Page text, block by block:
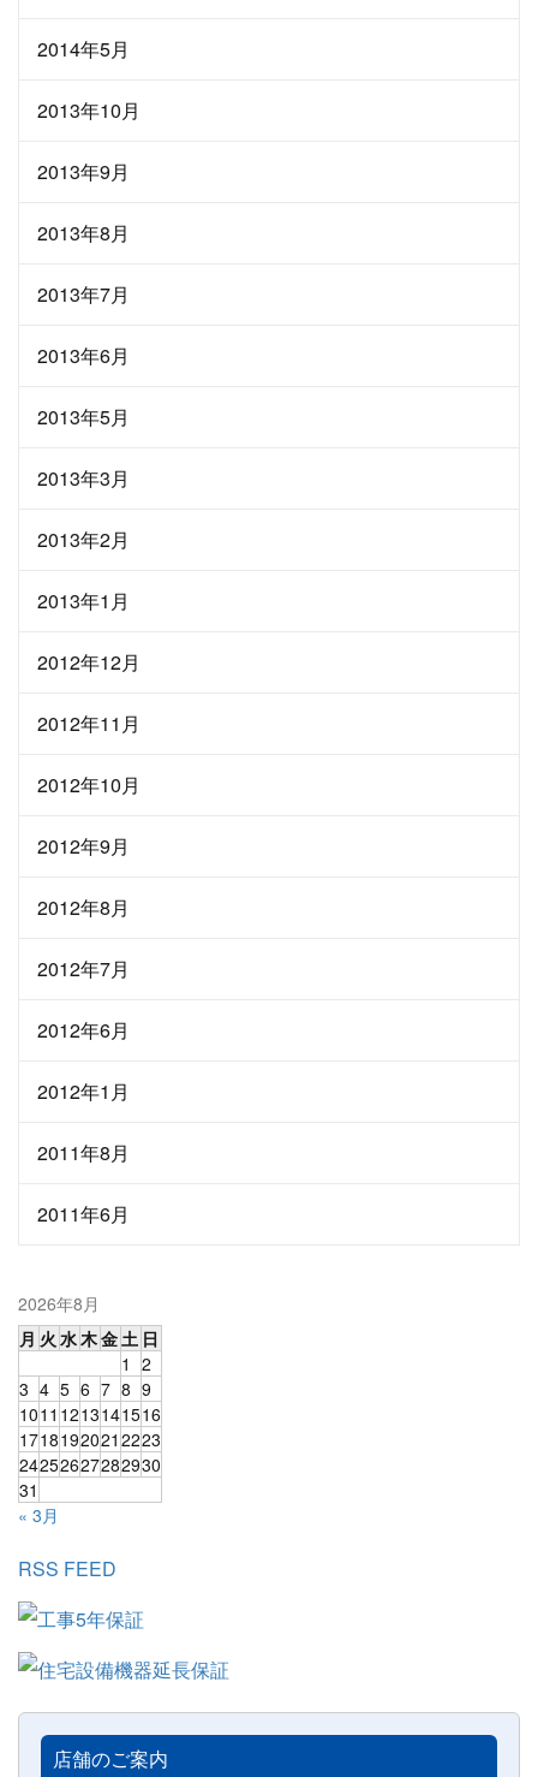
2014年5月
2013年10月
2013年9月
2013年8月
2013年7月
2013年6月
2013年5月
2013年3月
2013年2月
2013年1月
2012年12月
2012年11月
2012年10月
2012年9月
2012年8月
2012年7月
2012年6月
2012年1月
2011年8月
2011年6月
2026年8月
月 火 水木金土 日
1 2
3 4 5 6 7 8 9
1011 1213141516
1718192021 2223
24252627282930
31
« 3月
RSS FEED
店舗のご案内